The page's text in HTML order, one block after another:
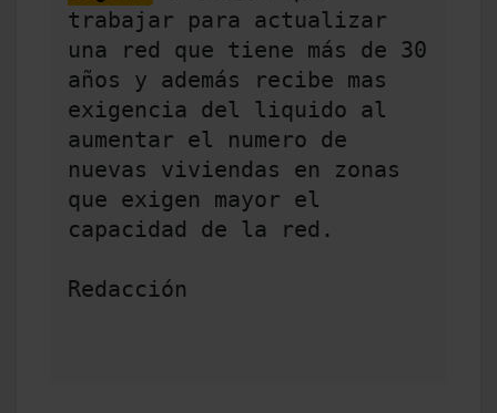
trabajar para actualizar
una red que tiene más de 30
años y además recibe mas
exigencia del liquido al
aumentar el numero de
nuevas viviendas en zonas
que exigen mayor el
capacidad de la red.
Redacción